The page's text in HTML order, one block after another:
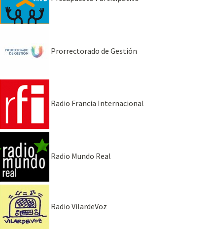
Prorrectorado de Gestión
Radio Francia Internacional
Radio Mundo Real
Radio VilardeVoz